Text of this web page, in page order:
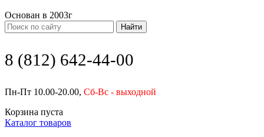
Основан в 2003г
Найти
8 (812) 642-44-00
Пн-Пт 10.00-20.00, Сб-Вс - выходной
Корзина пуста
Каталог товаров